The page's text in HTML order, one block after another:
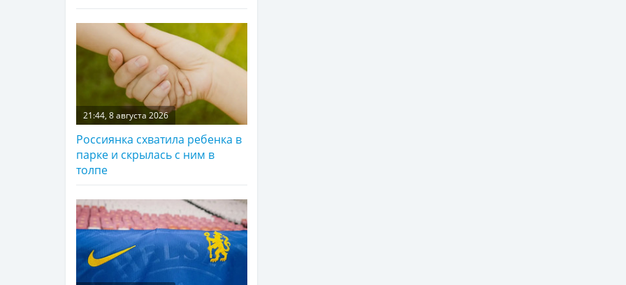
21:44, 8 августа 2026
Россиянка схватила ребенка в
парке и скрылась с ним в
толпе